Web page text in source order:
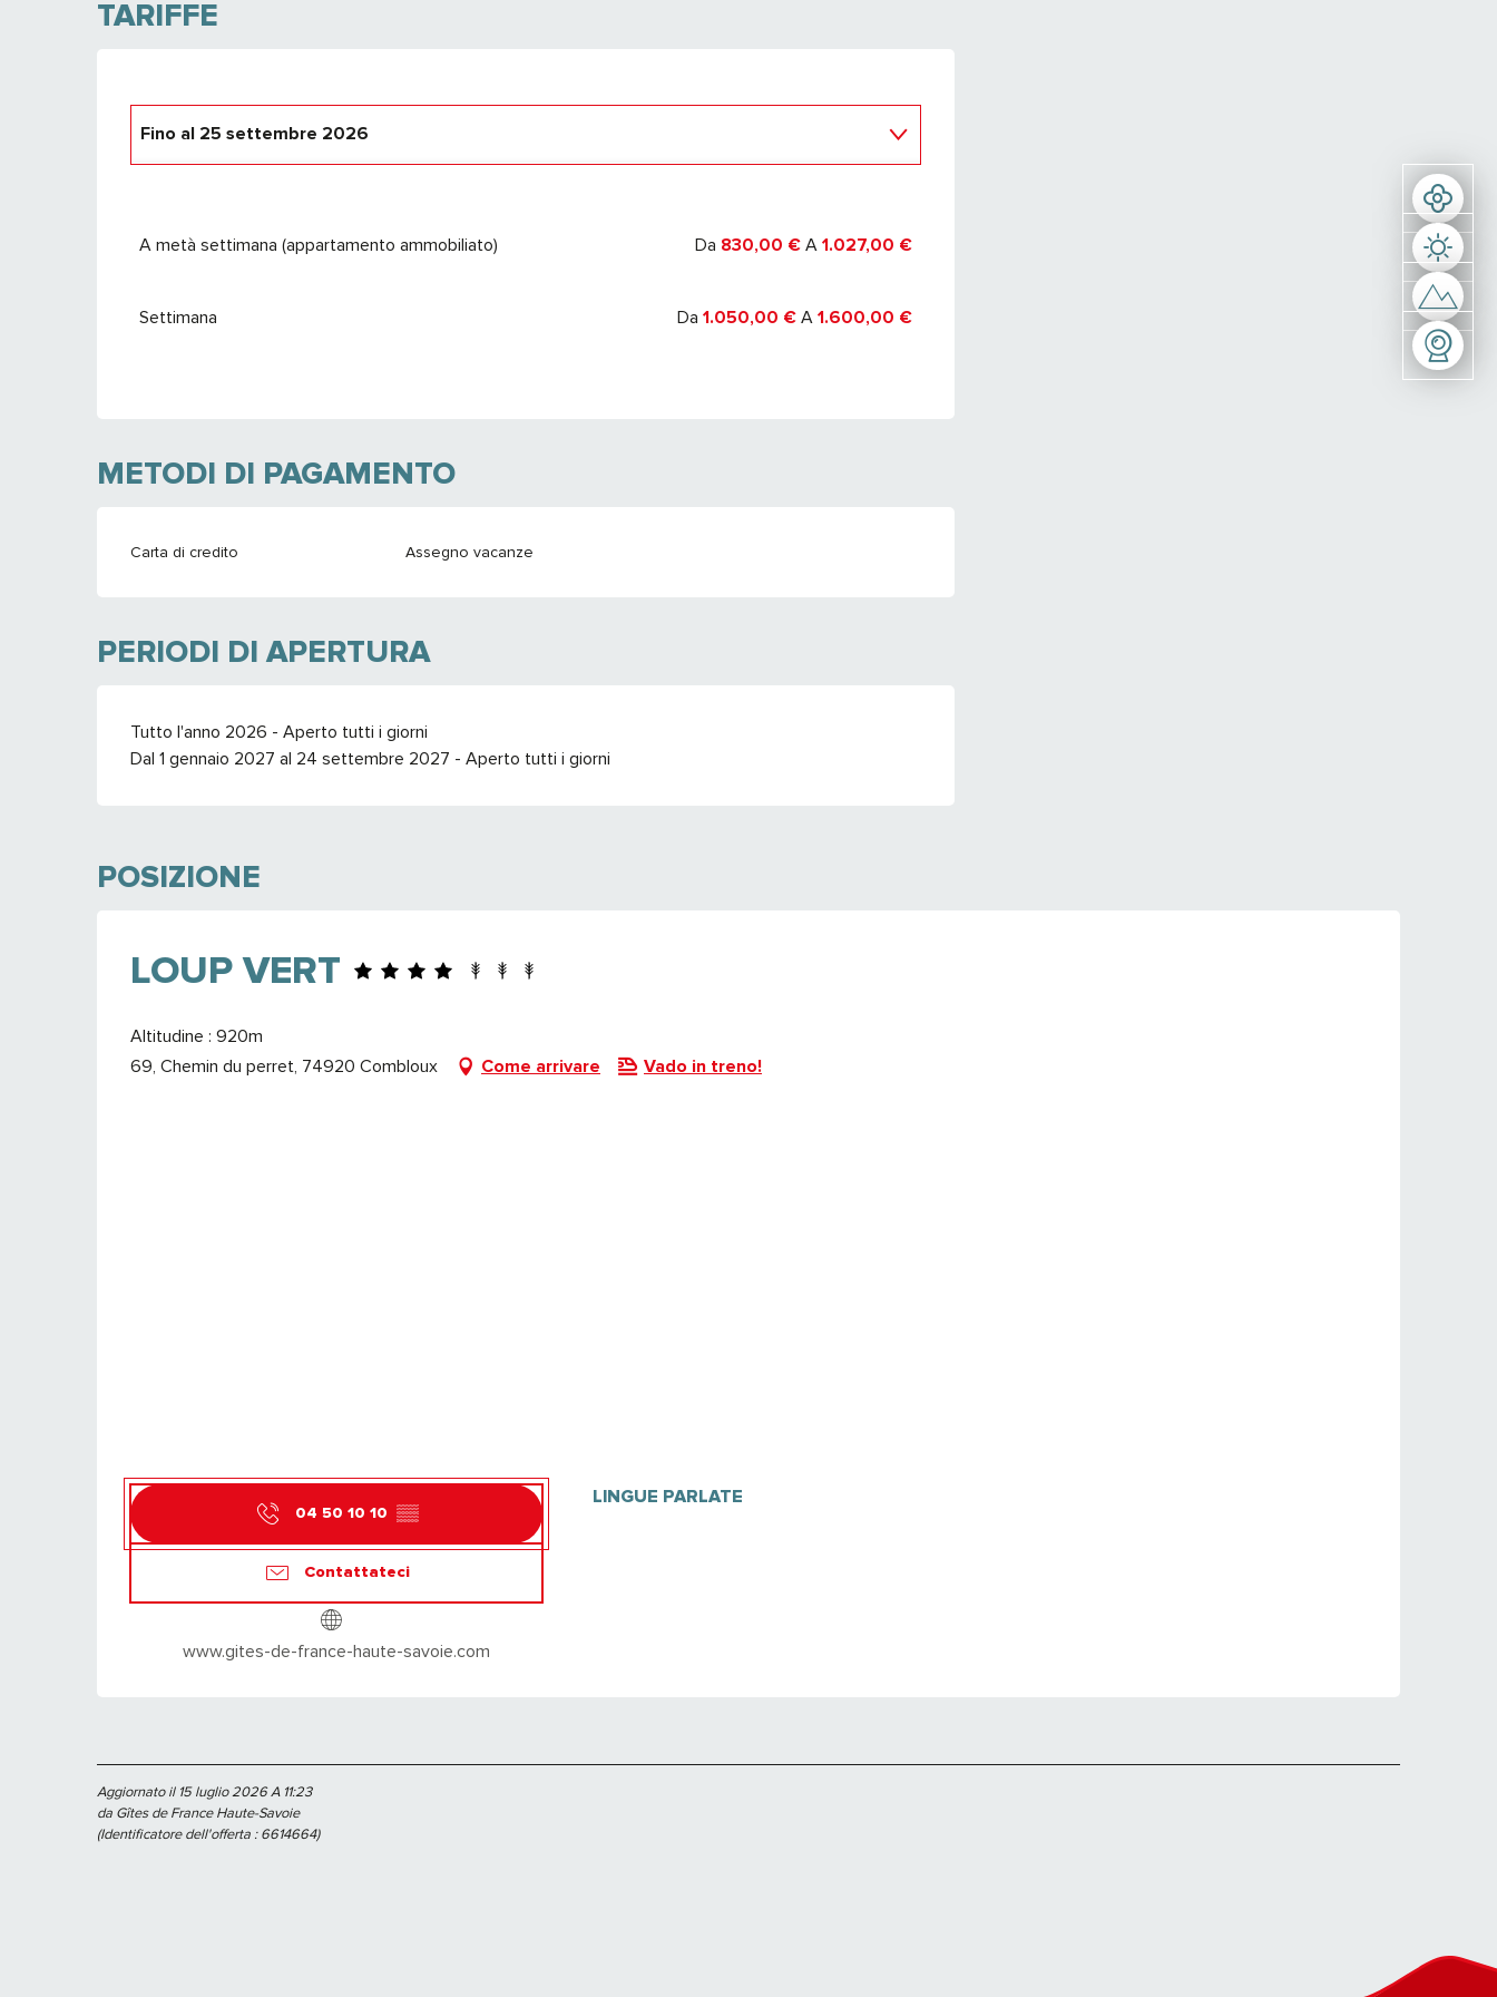
TARIFFE
Fino al 25 settembre 2026
A metà settimana (appartamento ammobiliato) Da 830,00 € A1.027,00 €
Settimana Da1.050,00 € A1.600,00 €
METODI DI PAGAMENTO
Carta di credito Assegno vacanze
PERIODI DI APERTURA
Tutto l'anno 2026 - Aperto tutti i giorni
Dal 1 gennaio 2027 al 24 settembre 2027 - Aperto tutti i giorni
POSIZIONE
LOUP VERT
Altitudine : 920m
69, Chemin du perret, 74920 Combloux
Come arrivare Vado in treno!
04 50 10 10 ▒▒
Contattateci
www.gites-de-france-haute-savoie.com
LINGUE PARLATE
LINGUE PARLATE
Aggiornato il 15 luglio 2026 A 11:23
da Gîtes de France Haute-Savoie
(Identificatore dell'offerta :6614664)